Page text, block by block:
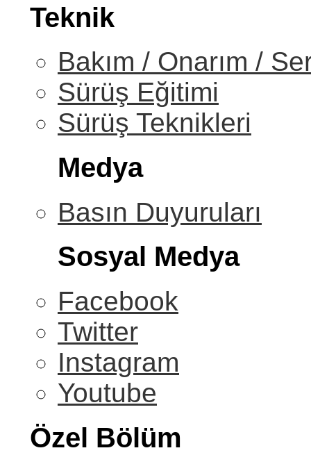
Teknik
Bakım / Onarım /
Sürüş Eğitimi
Sürüş Teknikleri
Medya
Basın Duyuruları
Sosyal Medya
Facebook
Twitter
Instagram
Youtube
Özel Bölüm